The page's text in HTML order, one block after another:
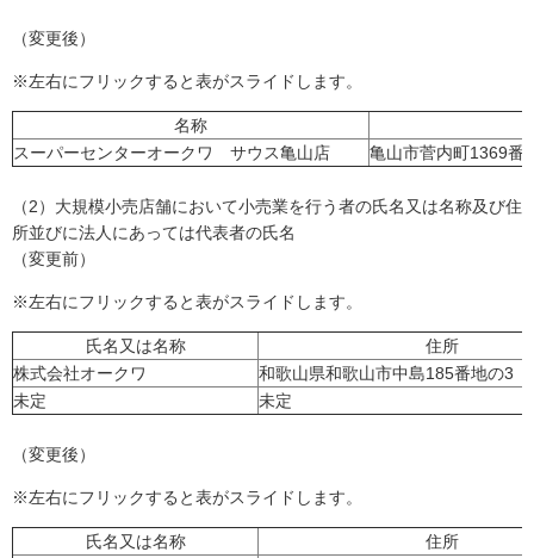
（変更後）
※左右にフリックすると表がスライドします。
名称
スーパーセンターオークワ サウス亀山店
亀山市菅内町1369番1
（2）大規模小売店舗において小売業を行う者の氏名又は名称及び住
所並びに法人にあっては代表者の氏名
（変更前）
※左右にフリックすると表がスライドします。
氏名又は名称
住所
株式会社オークワ
和歌山県和歌山市中島185番地の3
未定
未定
（変更後）
※左右にフリックすると表がスライドします。
氏名又は名称
住所